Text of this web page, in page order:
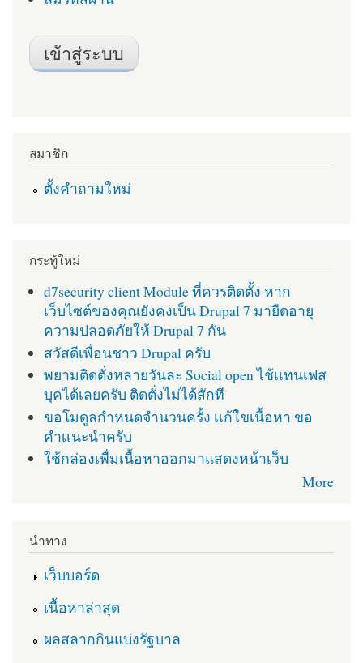
สมาชิก
ตั้งคำถามใหม่
กระทู้ใหม่
d7security client Module ที่ควรติดตั้ง หาก
เว็บไซต์ของคุณยังคงเป็น Drupal 7 มายืดอายุ
ความปลอดภัยให้ Drupal 7 กัน
สวัสดีเพื่อนชาว Drupal ครับ
พยามติดตั่งหลายวันละ Social open ไช้เเทนเฟส
บุคได้เลยครับ ติดตั่งไม่ได้สักที
ขอโมดูลกำหนดจำนวนครั้ง เเก้ใขเนื้อหา ขอ
คำเเนะนำครับ
ใช้กล่องเพื่มเนื้อหาออกมาแสดงหน้าเว็บ
More
นำทาง
เว็บบอร์ด
เนื้อหาล่าสุด
ผลสลากกินแบ่งรัฐบาล